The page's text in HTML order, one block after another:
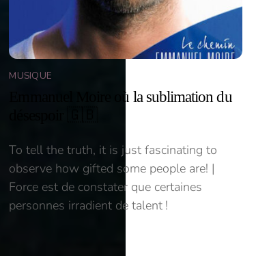
MUSIQUE
Emmanuel Moire où la sublimation du
To tell the truth, it is just fascinating to
observe how gifted some people are! |
Force est de constater que certaines
personnes irradient de talent !